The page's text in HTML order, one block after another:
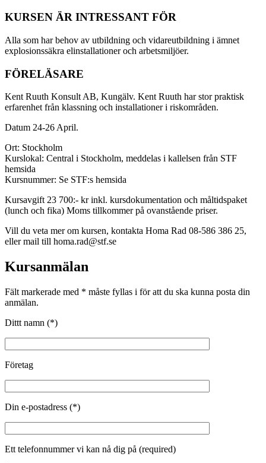
KURSEN ÄR INTRESSANT FÖR
Alla som har behov av utbildning och vidareutbildning i ämnet
explosionssäkra elinstallationer och arbetsmiljöer.
FÖRELÄSARE
Kent Ruuth Konsult AB, Kungälv. Kent Ruuth har stor praktisk
erfarenhet från klassning och installationer i riskområden.
Datum 24-26 April.
Ort: Stockholm
Kurslokal: Central i Stockholm, meddelas i kallelsen från STF
hemsida
Kursnummer: Se STF:s hemsida
Kursavgift 23 700:- kr inkl. kursdokumentation och måltidspaket
(lunch och fika) Moms tillkommer på ovanstående priser.
Vill du veta mer om kursen, kontakta Homa Rad 08-586 386 25,
eller mail till homa.rad@stf.se
Kursanmälan
Fält markerade med * måste fyllas i för att du ska kunna posta din
anmälan.
Dittt namn (*)
Företag
Din e-postadress (*)
Ett telefonnummer vi kan nå dig på (required)